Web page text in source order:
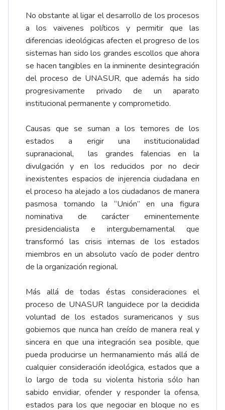
No obstante al ligar el desarrollo de los procesos
a los vaivenes políticos y permitir que las
diferencias ideológicas afecten el progreso de los
sistemas han sido los grandes escollos que ahora
se hacen tangibles en la inminente desintegración
del proceso de UNASUR, que además ha sido
progresivamente privado de un aparato
institucional permanente y comprometido.
Causas que se suman a los temores de los
estados a erigir una institucionalidad
supranacional, las grandes falencias en la
divulgación y en los reducidos por no decir
inexistentes espacios de injerencia ciudadana en
el proceso ha alejado a los ciudadanos de manera
pasmosa tornando la “Unión” en una figura
nominativa de carácter eminentemente
presidencialista e intergubernamental que
transformó las crisis internas de los estados
miembros en un absoluto vacío de poder dentro
de la organización regional.
Más allá de todas éstas consideraciones el
proceso de UNASUR languidece por la decidida
voluntad de los estados suramericanos y sus
gobiernos que nunca han creído de manera real y
sincera en que una integración sea posible, que
pueda producirse un hermanamiento más allá de
cualquier consideración ideológica, estados que a
lo largo de toda su violenta historia sólo han
sabido envidiar, ofender y responder la ofensa,
estados para los que negociar en bloque no es